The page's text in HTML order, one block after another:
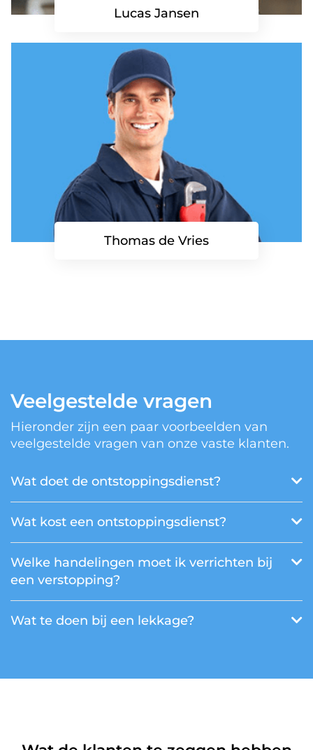
Lucas Jansen
Thomas de Vries
Veelgestelde vragen
Hieronder zijn een paar voorbeelden van
veelgestelde vragen van onze vaste klanten.
Wat doet de ontstoppingsdienst?
Wat kost een ontstoppingsdienst?
Welke handelingen moet ik verrichten bij
een verstopping?
Wat te doen bij een lekkage?